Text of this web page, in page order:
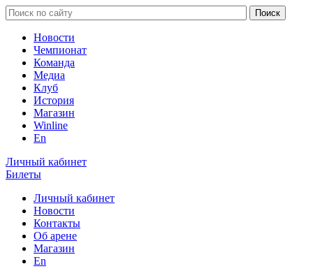
Новости
Чемпионат
Команда
Медиа
Клуб
История
Магазин
Winline
En
Личный кабинет
Билеты
Личный кабинет
Новости
Контакты
Об арене
Магазин
En